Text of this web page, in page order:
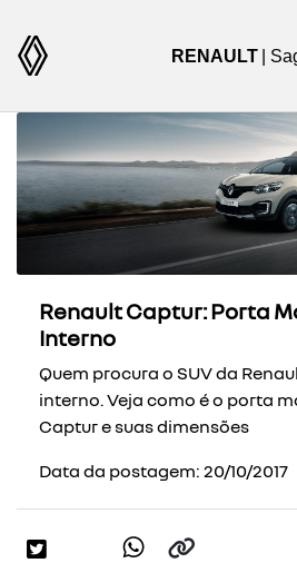
RENAULT |
Renault Captur: Porta
Interno
Quem procura o SUV da
interno. Veja como é o porta
Captur e suas dimensões
Data da postagem: 20/10/2017